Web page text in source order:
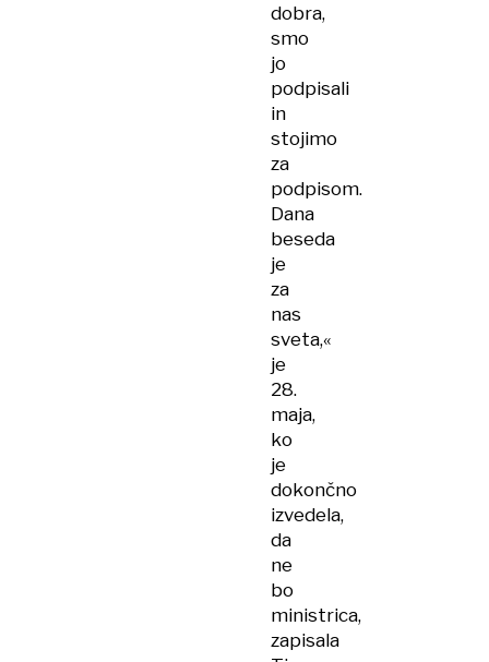
dobra,
smo
jo
podpisali
in
stojimo
za
podpisom.
Dana
beseda
je
za
nas
sveta,«
je
28.
maja,
ko
je
dokončno
izvedela,
da
ne
bo
ministrica,
zapisala